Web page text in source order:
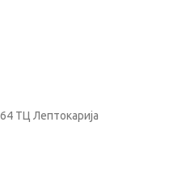
ТЦ Лептокарија